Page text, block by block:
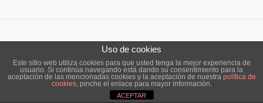
Uso de cookies
Este sitio web utiliza cookies para que usted tenga la mejor experiencia de
usuario. Si continúa navegando está dando su consentimiento para la
aceptación de las mencionadas cookies y la aceptación de nuestra política de
cookies, pinche el enlace para mayor información.
ACEPTAR